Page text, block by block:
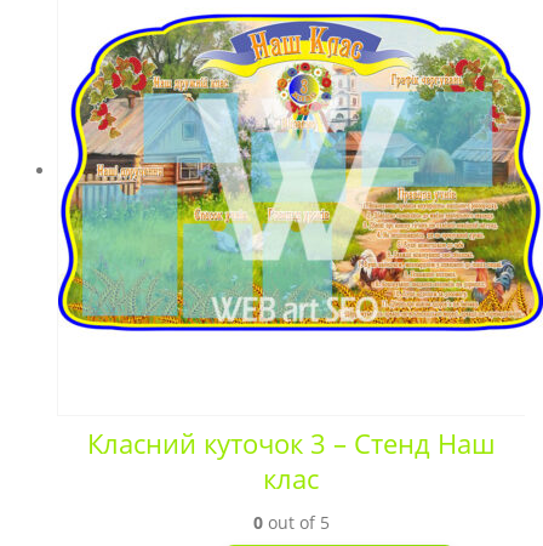
Класний куточок 3 – Стенд Наш
клас
0out of 5